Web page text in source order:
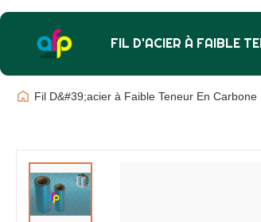
FIL D'ACIER À FAIBLE
Fil D&#39;acier à Faible Teneur En Carbone